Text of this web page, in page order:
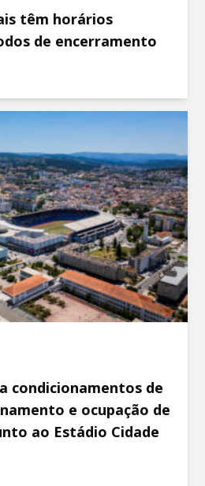
têm horários
de encerramento
condicionamentos de
e ocupação de
ao Estádio Cidade